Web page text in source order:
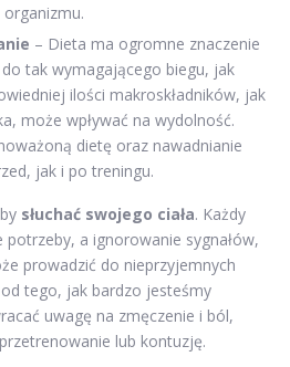
– Dieta ma ogromne znaczenie
tak wymagającego biegu, jak
ilości makroskładników, jak
może wpływać na wydolność.
dietę oraz nawadnianie
jak i po treningu.
słuchać swojego ciała. Każdy
a ignorowanie sygnałów,
prowadzić do nieprzyjemnych
tego, jak bardzo jesteśmy
uwagę na zmęczenie i ból,
lub kontuzję.